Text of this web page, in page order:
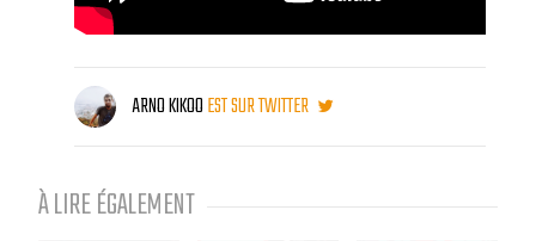
ARNO KIKOOEST SUR TWITTER
À LIRE ÉGALEMENT